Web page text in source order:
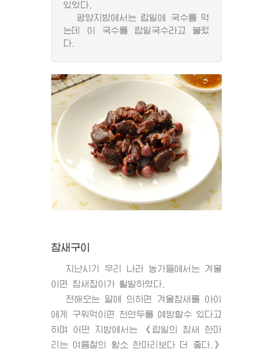
있었다.
평양지방에서는 랍일에 국수를 먹
는데 이 국수를 랍일국수라고 불렀
다.
참새구이
지난시기 우리 나라 농가들에서는 겨울
이면 참새잡이가 활발하였다.
전해오는 말에 의하면 겨울참새를 아이
에게 구워먹이면 천연두를 예방할수 있다고
하며 어떤 지방에서는 《랍일의 참새 한마
리는 여름철의 황소 한마리보다 더 좋다.》